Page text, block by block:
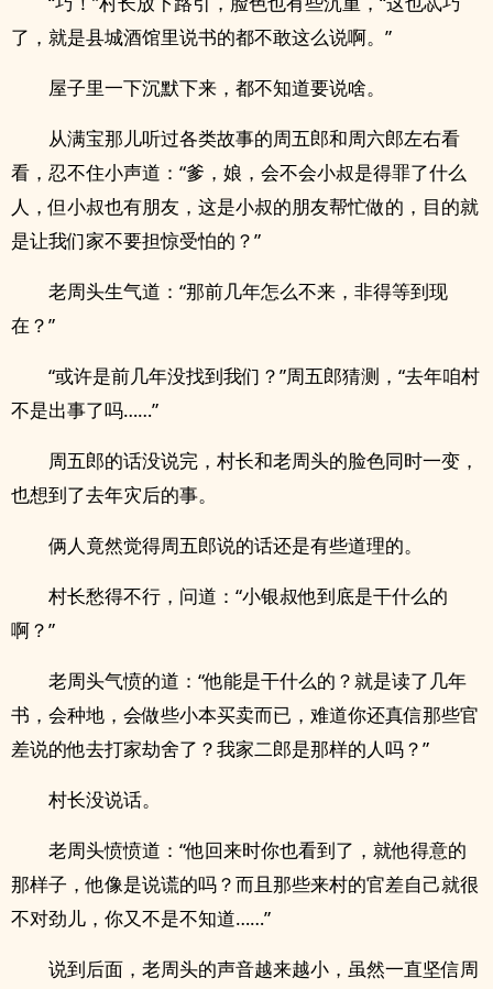
了，就是县城酒馆里说书的都不敢这么说啊。”
屋子里一下沉默下来，都不知道要说啥。
从满宝那儿听过各类故事的周五郎和周六郎左右看
看，忍不住小声道：“爹，娘，会不会小叔是得罪了什么
人，但小叔也有朋友，这是小叔的朋友帮忙做的，目的就
是让我们家不要担惊受怕的？”
老周头生气道：“那前几年怎么不来，非得等到现
在？”
“或许是前几年没找到我们？”周五郎猜测，“去年咱村
不是出事了吗……”
周五郎的话没说完，村长和老周头的脸色同时一变，
也想到了去年灾后的事。
俩人竟然觉得周五郎说的话还是有些道理的。
村长愁得不行，问道：“小银叔他到底是干什么的
啊？”
老周头气愤的道：“他能是干什么的？就是读了几年
书，会种地，会做些小本买卖而已，难道你还真信那些官
差说的他去打家劫舍了？我家二郎是那样的人吗？”
村长没说话。
老周头愤愤道：“他回来时你也看到了，就他得意的
那样子，他像是说谎的吗？而且那些来村的官差自己就很
不对劲儿，你又不是不知道……”
说到后面，老周头的声音越来越小，虽然一直坚信周